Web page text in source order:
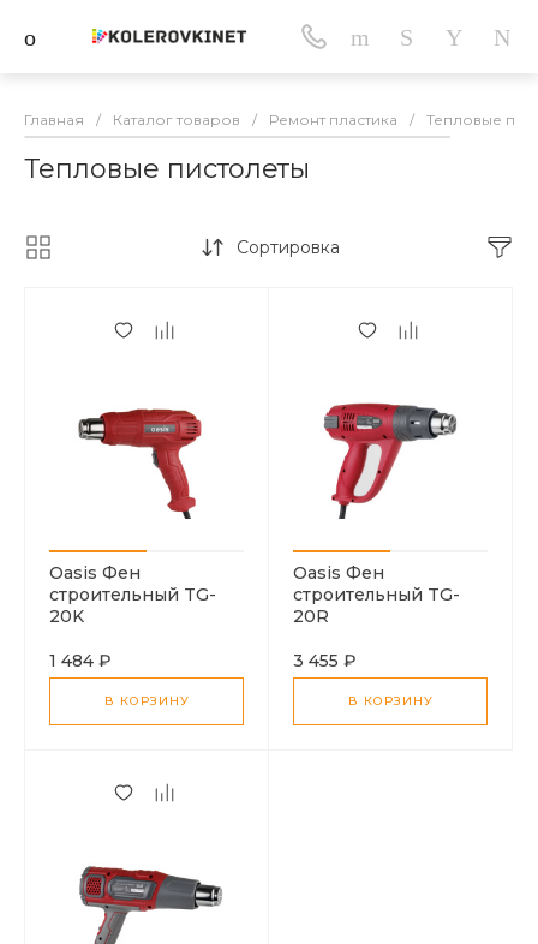
Главная / Каталог товаров / Ремонт пластика / Тепловые
Тепловые пистолеты
Сортировка
Oasis Фен
строительный TG-
20K
1 484 ₽
В КОРЗИНУ
Oasis Фен
строительный TG-
20R
3 455 ₽
В КОРЗИНУ